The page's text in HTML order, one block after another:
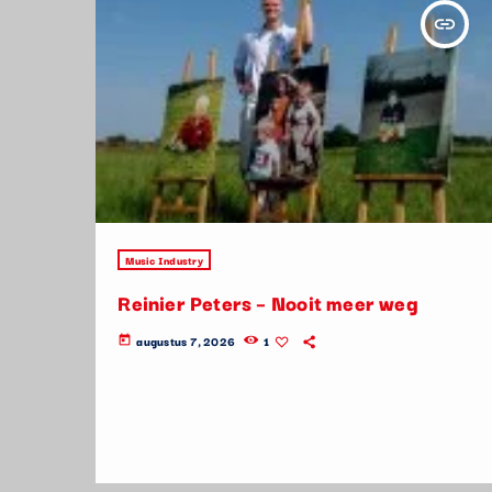
insert_link
Music Industry
Reinier Peters – Nooit meer weg
today augustus 7, 2026 1